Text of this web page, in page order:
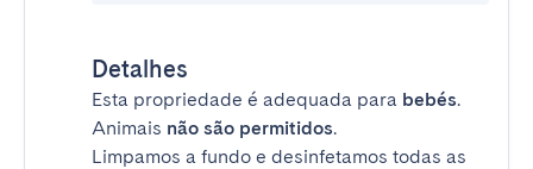
Detalhes
Esta propriedade é adequada para bebés.
Animais não são permitidos.
Limpamos a fundo e desinfetamos todas as